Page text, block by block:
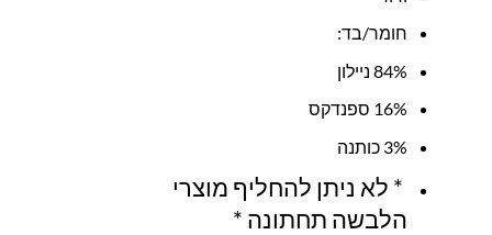
חומר/בד:
84% ניילון
16% ספנדקס
3% כותנה
* לא ניתן להחליף מוצרי
הלבשה תחתונה *